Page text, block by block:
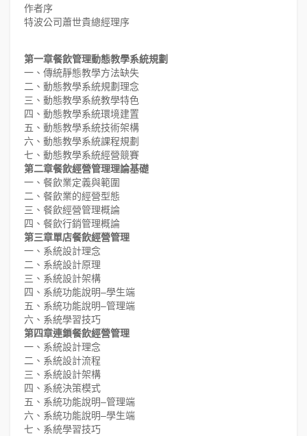
作者序
特波公司蕭世貴總經理序
第一章餐飲管理動態教學系統規劃
一、傳統靜態教學方法缺失
二、動態教學系統規劃理念
三、動態教學系統教學特色
四、動態教學系統環境建置
五、動態教學系統技術架構
六、動態教學系統課程規劃
七、動態教學系統經營競賽
第二章餐飲經營管理理論基礎
一、餐飲業定義與範圍
二、餐飲業的經營型態
三、餐飲經營管理概論
四、餐飲行銷管理概論
第三章單店餐飲經營管理
一、系統設計理念
二、系統設計原理
三、系統設計架構
四、系統功能說明–學生端
五、系統功能說明–管理端
六、系統學習技巧
第四章連鎖餐飲經營管理
一、系統設計理念
二、系統設計流程
三、系統設計架構
四、系統決策模式
五、系統功能說明–管理端
六、系統功能說明–學生端
七、系統學習技巧